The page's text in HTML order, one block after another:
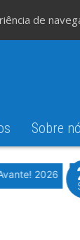
Sobre
WeTiming
2026
de